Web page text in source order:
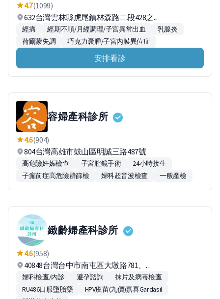
4.7(1099)
632台灣雲林縣虎尾鎮林森路二段428之...
經痛 經期不順/月經調理/子宮異常出血
乳腺炎
荷爾蒙失調
巧克力囊腫/子宮內膜異位症
安排看診
容婦產科診所
4.6(904)
804台灣高雄市鼓山區明誠三路487號
高危險妊娠檢查 子宮腔鏡手術
24小時接生
子癲前症高危險群篩檢
婦科超音波檢查 一般產檢
緻齡婦產科診所
4.6(958)
40848台灣台中市南屯區大墩路781、...
婦科檢查/內診 避孕諮詢
抹片及病毒檢查
RU486口服墮胎藥
HPV疫苗(九價)嘉喜Gardasil